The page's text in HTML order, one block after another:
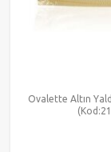
Ovalette Altın